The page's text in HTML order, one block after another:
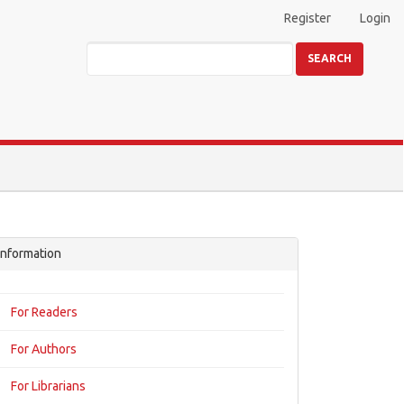
Register Login
SEARCH
For Readers
For Authors
For Librarians